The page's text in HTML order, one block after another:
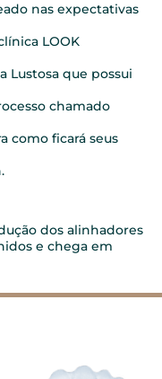
nas expectativas
LOOK
Lustosa que possui
chamado
como ficará seus
dos alinhadores
e chega em